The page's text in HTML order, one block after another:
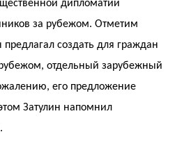
дипломатии
за рубежом. Отметим
создать для граждан
отдельный зарубежный
его предложение
Затулин напомнил